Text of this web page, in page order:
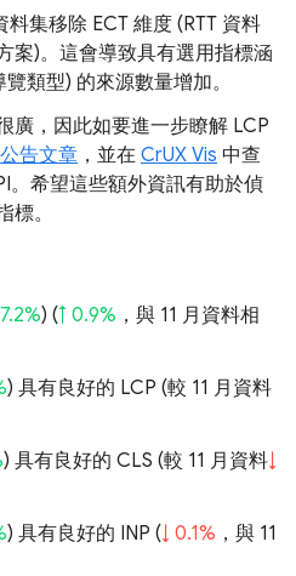
集移除 ECT 維度 (RTT 資料
案)。這會導致具有選用指標涵
類型) 的來源數量增加。
廣，因此如要進一步瞭解 LCP
公告文章 ，並在 CrUX Vis 中查
。希望這些額外資訊有助於偵
。
) (↑ 0.9% ，與 11 月資料相
) 具有良好的 LCP (較 11 月資料
) 具有良好的 CLS (較 11 月資料↓
) 具有良好的 INP (↓ 0.1% ，與 11